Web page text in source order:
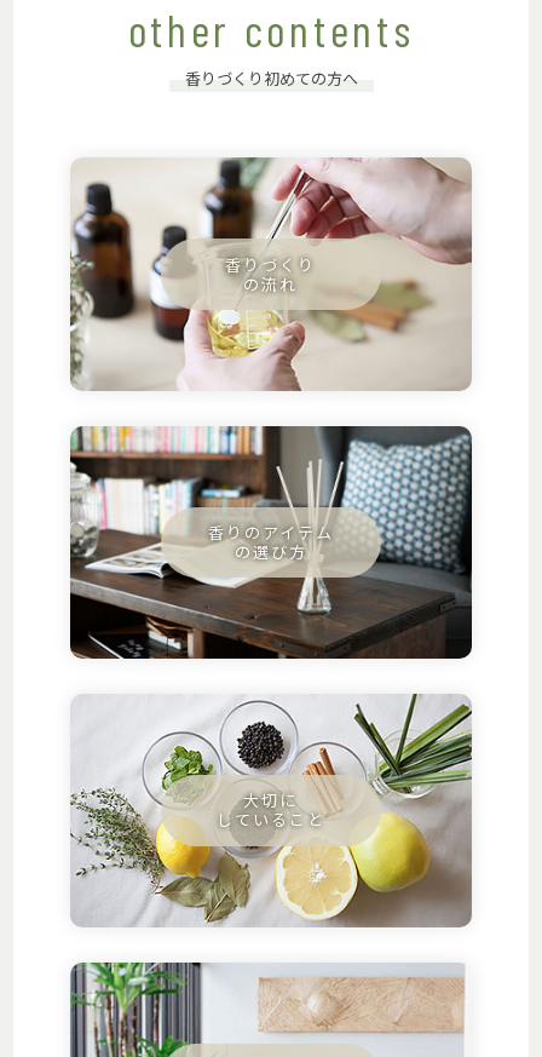
other contents
香りづくり初めての方へ